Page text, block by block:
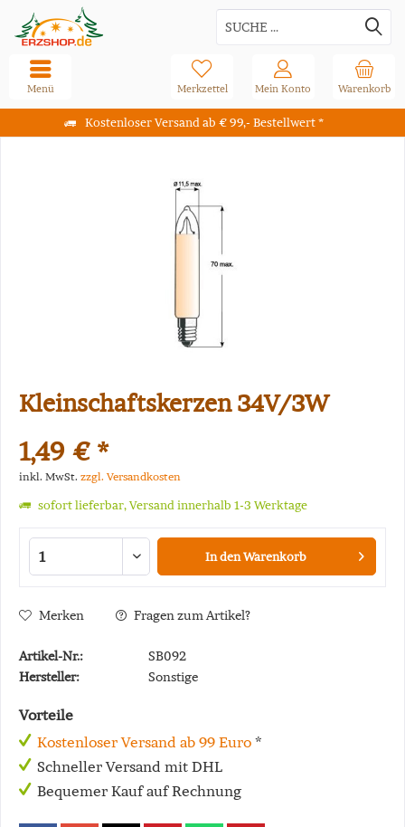
Kostenloser Versand ab € 99,- Bestellwert *
Warenkorb
Merkzettel Mein Konto
Menü
Kleinschaftskerzen 34V/3W
1,49 € *
inkl. MwSt. zzgl. Versandkosten
sofort lieferbar, Versand innerhalb 1-3 Werktage
In denWarenkorb
Merken Fragen zum Artikel?
Artikel-Nr.:
SB092
Hersteller:
Sonstige
Vorteile
Kostenloser Versand ab 99 Euro *
Schneller Versand mit DHL
Bequemer Kauf auf Rechnung